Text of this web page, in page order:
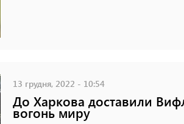
13 грудня, 2022 - 10:54
До Харкова доставили
вогонь миру